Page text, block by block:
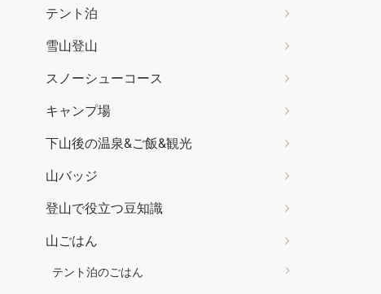
テント泊
雪山登山
スノーシューコース
キャンプ場
下山後の温泉&ご飯&観光
山バッジ
登山で役立つ豆知識
山ごはん
テント泊のごはん